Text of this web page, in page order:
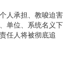
人承担、教唆迫害
单位、系统名义下
任人将被彻底追